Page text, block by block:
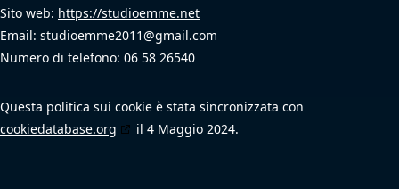
Sito web: https://studioemme.net
Email: studioemme2011@gmail.com
Numero di telefono: 06 58 26540
Questa politica sui cookie è stata sincronizzata con
cookiedatabase.org
il 4 Maggio 2024.